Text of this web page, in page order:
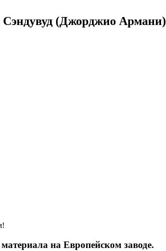
(Джорджио Армани)
материала на Европейском заводе.